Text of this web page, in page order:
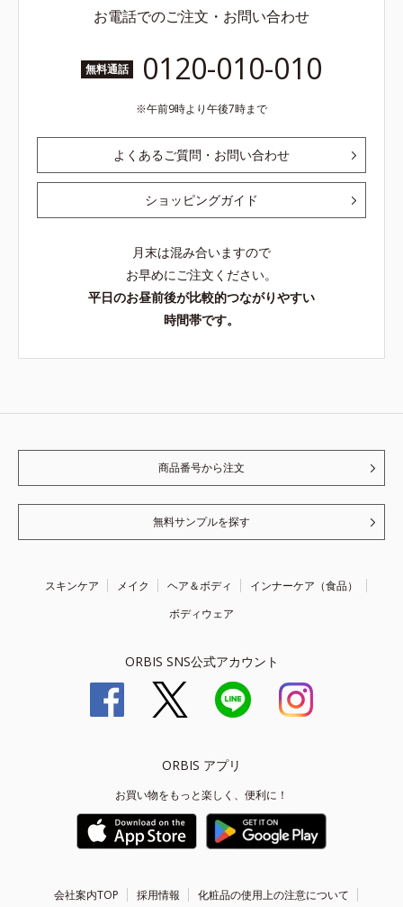
お電話でのご注文・お問い合わせ
無料通話 0120-010-010
午前9時より午後7時まで
よくあるご質問・お問い合わせ
ショッピングガイド
月末は混み合いますので
お早めにご注文ください。
平日のお昼前後が比較的つながりやすい
時間帯です。
商品番号から注文
無料サンプルを探す
スキンケア メイク ヘア＆ボディ
インナーケア（食品）
ボディウェア
ORBIS SNS公式アカウント
ORBIS アプリ
お買い物をもっと楽しく、便利に！
会社案内TOP 採用情報 化粧品の使用上の注意について